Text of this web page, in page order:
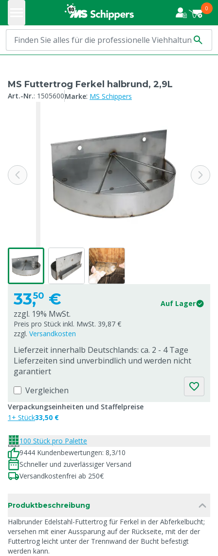
0
MS Futtertrog Ferkel halbrund, 2,9L
Art.-Nr.: 1505600Marke: MS Schippers
33,50 € Auf Lager
zzgl. 19% MwSt.
Preis pro Stück inkl. MwSt. 39,87 €
zzgl. Versandkosten
Lieferzeit innerhalb Deutschlands: ca. 2 - 4 Tage
Lieferzeiten sind unverbindlich und werden nicht
garantiert
Vergleichen
Verpackungseinheiten und Staffelpreise
1+ Stück33,50 €
100 Stück pro Palette
9444 Kundenbewertungen: 8,3/10
Schneller und zuverlässiger Versand
Versandkostenfrei ab 250€
Produktbeschreibung
Halbrunder Edelstahl-Futtertrog für Ferkel in der Abferkelbucht;
versehen mit einer Aussparung auf der Rückseite, mit der der
Futtertrog leicht unter der Trennwand der Bucht befestigt
werden kann.